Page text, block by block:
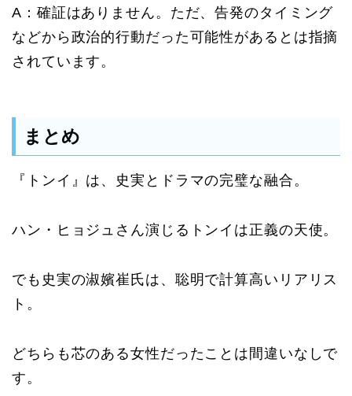
A：確証はありません。ただ、告発のタイミング
などから政治的行動だった可能性があるとは指摘
されています。
まとめ
『トンイ』は、史実とドラマの完璧な融合。
ハン・ヒョジュさん演じるトンイは正義の天使。
でも史実の淑嬪崔氏は、聡明で計算高いリアリス
ト。
どちらも芯のある女性だったことは間違いなしで
す。